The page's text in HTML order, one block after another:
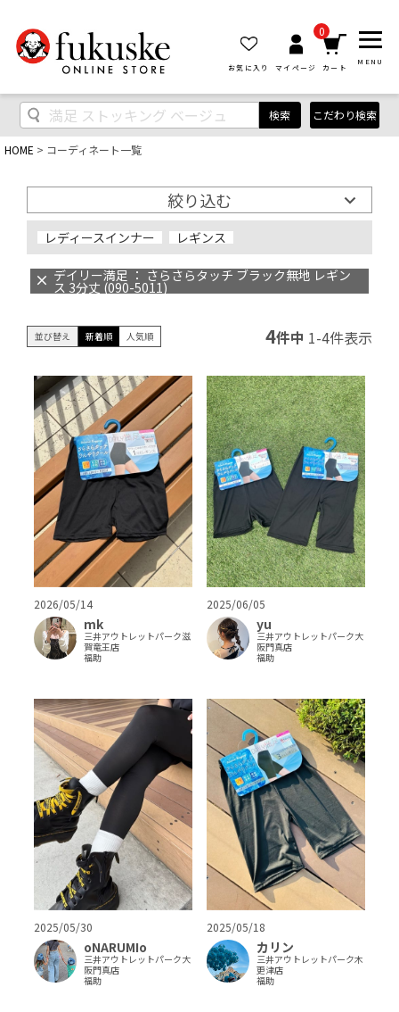
お気に入り マイページ
0
カート
MENU
検索 こだわり検索
HOME コーディネート一覧
絞り込む
レディースインナー レギンス
デイリー満足 ： さらさらタッチ ブラック無地 レギン
ス 3分丈 (090-5011)
並び替え 新着順 人気順 4件中 1-4件表示
2026/05/14
mk
三井アウトレットパーク滋
賀竜王店
福助
2025/06/05
yu
三井アウトレットパーク大
阪門真店
福助
2025/05/30
oNARUMIo
三井アウトレットパーク大
阪門真店
福助
2025/05/18
カリン
三井アウトレットパーク木
更津店
福助